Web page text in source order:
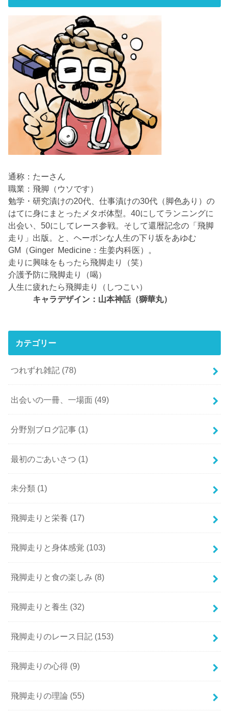
通称：たーさん
職業：飛脚（ウソです）
勉学・研究漬けの20代、仕事漬けの30代（脚色あり）の
はてに身にまとったメタボ体型。40にしてランニングに
出会い、50にしてレース参戦。そして還暦記念の「飛脚
走り」出版。と、ヘーボンな人生の下り坂をあゆむ
GM（Ginger Medicine：生姜内科医）。
走りに興味をもったら飛脚走り（笑）
介護予防に飛脚走り（喝）
人生に疲れたら飛脚走り（しつこい）
キャラデザイン：山本神話（獅華丸）
カテゴリー
つれずれ雑記 (78)
出会いの一冊、一場面 (49)
分野別ブログ記事 (1)
最初のごあいさつ (1)
未分類 (1)
飛脚走りと栄養 (17)
飛脚走りと身体感覚 (103)
飛脚走りと食の楽しみ (8)
飛脚走りと養生 (32)
飛脚走りのレース日記 (153)
飛脚走りの心得 (9)
飛脚走りの理論 (55)